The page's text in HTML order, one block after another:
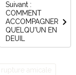
Suivant :
COMMENT
ACCOMPAGNER
QUELQU'UN EN
DEUIL
rupture amicale